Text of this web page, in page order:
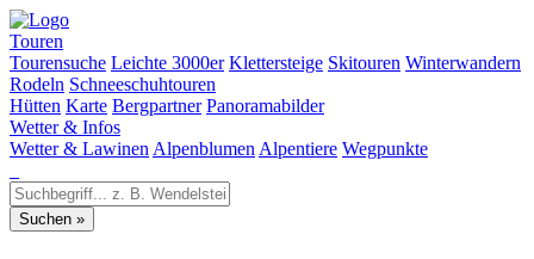
Touren
Tourensuche Leichte 3000er Klettersteige Skitouren Winterwandern
Rodeln Schneeschuhtouren
Hütten Karte Bergpartner Panoramabilder
Wetter & Infos
Wetter & Lawinen Alpenblumen Alpentiere Wegpunkte